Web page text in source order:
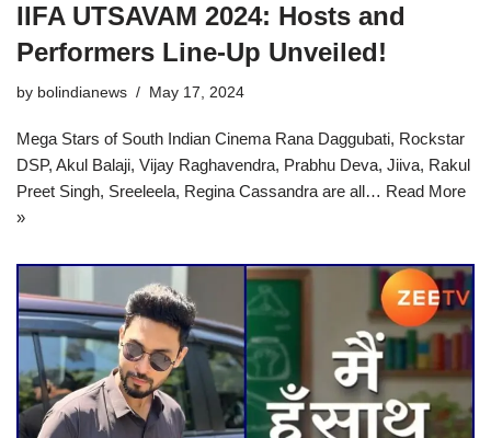
IIFA UTSAVAM 2024: Hosts and
Performers Line-Up Unveiled!
by bolindianews May 17, 2024
Mega Stars of South Indian Cinema Rana Daggubati, Rockstar
DSP, Akul Balaji, Vijay Raghavendra, Prabhu Deva, Jiiva, Rakul
Preet Singh, Sreeleela, Regina Cassandra are all… Read More
»